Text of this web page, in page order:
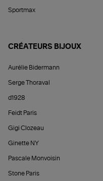
Sportmax
CRÉATEURS BIJOUX
Aurélie Bidermann
Serge Thoraval
d1928
Feidt Paris
Gigi Clozeau
Ginette NY
Pascale Monvoisin
Stone Paris